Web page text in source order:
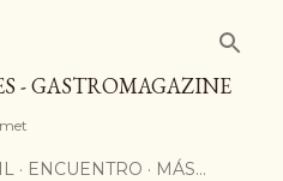
- GASTROMAGAZINE
ENCUENTRO MÁS…